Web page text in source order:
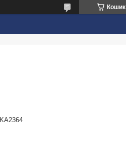
Кошик
KA2364